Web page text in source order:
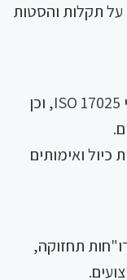
תקלות והסטות
שירותי כיול במעבדה מוסמכת לפי ISO 17025, וכן
כיול ואימותים
תחזוקה,